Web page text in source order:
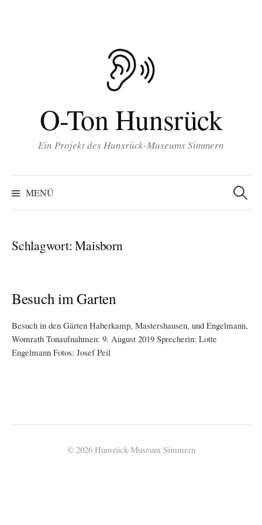
O-Ton Hunsrück
Ein Projekt des Hunsrück-Museums Simmern
MENÜ
Suchen
nach:
Schlagwort:Maisborn
Besuch im Garten
Besuch in den Gärten Haberkamp, Mastershausen, und Engelmann,
Womrath Tonaufnahmen: 9. August 2019 Sprecherin: Lotte
Engelmann Fotos: Josef Peil
© 2026 Hunsrück-Museum Simmern